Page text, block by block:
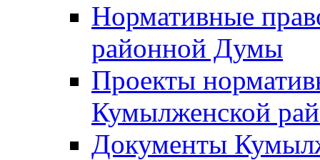
Нормативные
районной Думы
Проекты
Кумылженской
Документы